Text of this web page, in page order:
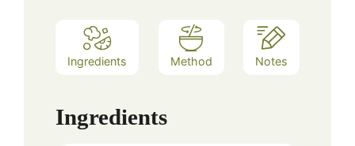
Ingredients Method Notes
Ingredients